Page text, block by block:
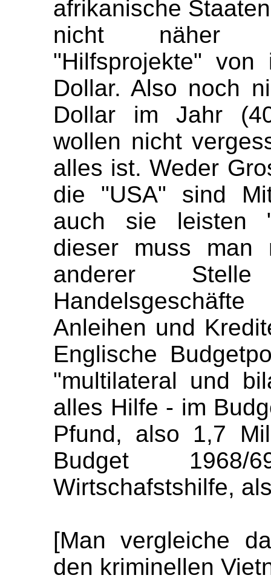
afrikanische
nicht näher
"Hilfsprojekte" von
Dollar. Also noch
Dollar im Jahr
wollen nicht
alles ist. Weder
die "USA" sind
auch sie leisten
dieser muss man
anderer
Anleihen und
Englische
"multilateral und
alles Hilfe - im
Pfund, also 1,7
Budget
Wirtschafstshilfe,
[Man vergleiche
den kriminellen